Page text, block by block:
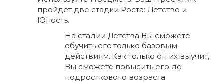
пройдёт две стадии Роста: Детство и
Юность.
На стадии Детства Вы сможете
обучить его только базовым
действиям. Как только он их выучит,
Вы сможете повысить его до
подросткового возраста.